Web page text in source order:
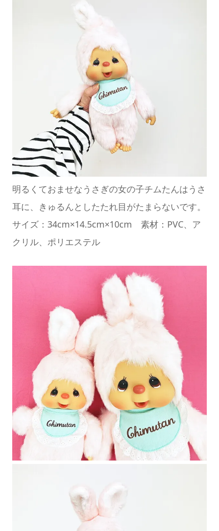
明るくておませなうさぎの女の子チムたんはうさ
耳に、きゅるんとしたたれ目がたまらないです。
サイズ：34cm×14.5cm×10cm 素材：PVC、ア
クリル、ポリエステル